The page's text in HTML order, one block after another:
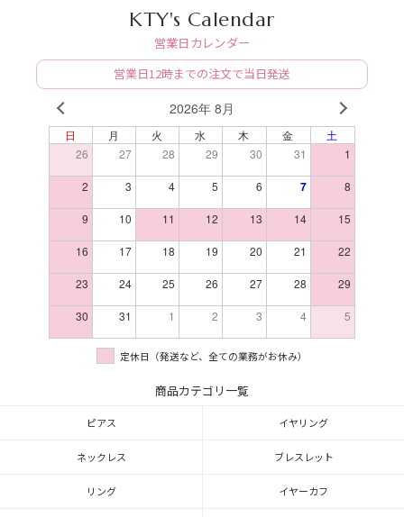
KTY's Calendar
営業日カレンダー
営業日12時までの注文で当日発送
2026年 8月 NEXT
日 月 火 水 木 金
土
26
27 28 29 30 31 1
2 3 4 5 6 7 8
9 10 11 12 13 14 15
16 17 18 19 20 21 22
23 24 25 26 27 28 29
30 31 1 2 3 4 5
定休日（発送など、全ての業務がお休み）
商品カテゴリ一覧
ピアス イヤリング
ネックレス ブレスレット
リング イヤーカフ